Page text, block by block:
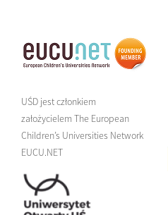
UŚD jest członkiem
założycielem The European
Children’s Universities Network
EUCU.NET